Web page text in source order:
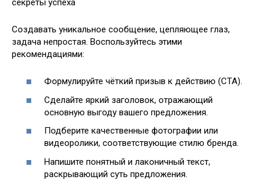
Создавать уникальное сообщение, цепляющее глаз,
задача непростая. Воспользуйтесь этими
рекомендациями:
Формулируйте чёткий призыв к действию (CTA).
Сделайте яркий заголовок, отражающий
основную выгоду вашего предложения.
Подберите качественные фотографии или
видеоролики, соответствующие стилю бренда.
Напишите понятный и лаконичный текст,
раскрывающий суть предложения.